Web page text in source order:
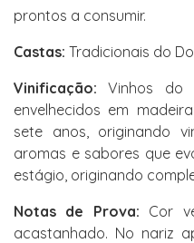
prontos a consumir.
Castas: Tradicionais do
Vinificação: Vinhos do
envelhecidos em
sete anos, originando
aromas e sabores que
estágio, originando
Notas de Prova: Cor
acastanhado. No nariz